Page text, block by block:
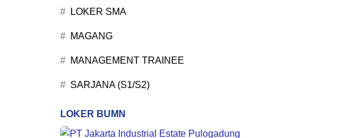
LOKER SMA
MAGANG
MANAGEMENT TRAINEE
SARJANA (S1/S2)
LOKER BUMN